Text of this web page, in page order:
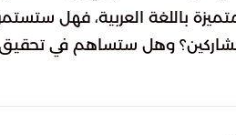
باللغة العربية، فهل
وهل ستساهم في تحقيق